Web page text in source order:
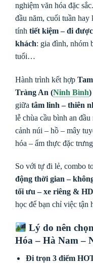
nghiệm văn hóa đặc
đầu năm, cuối tuần
tính tiết kiệm – đi
khách: gia đình, nhóm
tuổi…
Hành trình kết hợp
Tràng An (Ninh Bình)
giữa tâm linh – thiên
lễ chùa cầu bình an
cảnh núi – hồ – mây
hóa – ẩm thực đặc
So với tự đi lẻ, combo
động thời gian –
tối ưu – xe riêng &
học để bạn chỉ việc tận
Lý do nên
Hóa – Hà Nam –
Đi trọn 3 điểm